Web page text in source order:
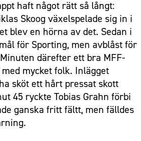
haft något rätt så långt:
Skoog växelspelade sig in i
blev en hörna av det. Sedan i
för Sporting, men avblåst för
därefter ett bra MFF-
mycket folk. Inlägget
sköt ett hårt pressat skott
45 ryckte Tobias Grahn förbi
ganska fritt fältt, men fälldes